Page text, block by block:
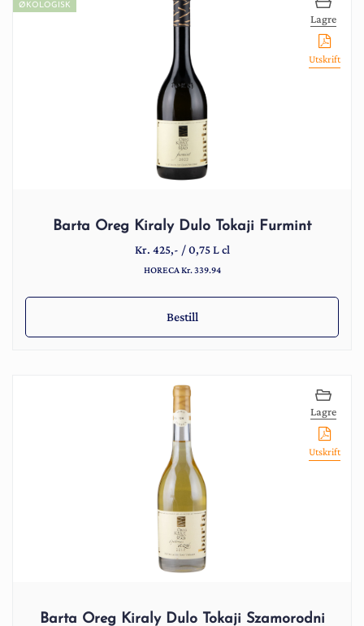
Utskrift
ØKOLOGISK
Bestill
Barta Oreg Kiraly Dulo Tokaji Furmint
Kr. 425,- /0,75 L cl
HORECA Kr. 339.94
Lagre
Utskrift
Barta Oreg Kiraly Dulo Tokaji Szamorodni
Lagre